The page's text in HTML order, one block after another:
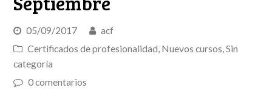
05/09/2017
acf
Certificados de profesionalidad, Nuevos cursos,Sin
categoría
0 comentarios